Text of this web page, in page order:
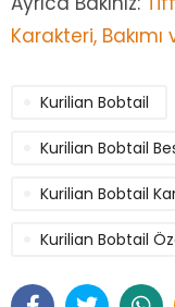
Karakteri,
Kurilian Bobtail
Kurilian Bobtail
Kurilian Bobtail
Kurilian Bobtail